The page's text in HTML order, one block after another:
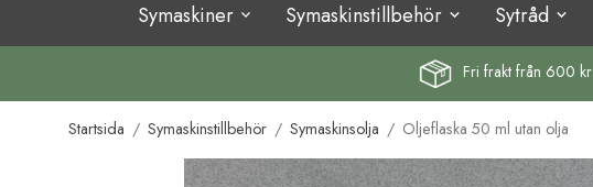
Symaskiner Symaskinstillbehör Sytråd
Fri fraktfrån 600 kr
Startsida / Symaskinstillbehör / Symaskinsolja / Oljeflaska 50 ml utan olja